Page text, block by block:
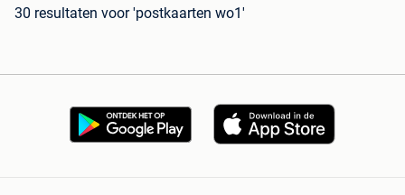
30 resultaten voor 'postkaarten wo1'